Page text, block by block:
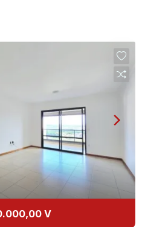
11
12
Aug/Wed
13
Aug/Thu
14
V